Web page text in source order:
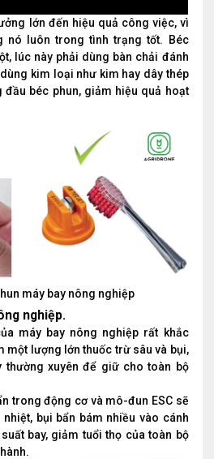
lớn đến hiệu quả công việc, vì
nó luôn trong tình trạng tốt. Béc
lúc này phải dùng bàn chải đánh
kim loại như kim hay dây thép
béc phun, giảm hiệu quả hoạt
máy bay nông nghiệp
nghiệp.
máy bay nông nghiệp rất khắc
một lượng lớn thuốc trừ sâu và bụi,
thường xuyên để giữ cho toàn bộ
trong động cơ và mô-đun ESC sẽ
bụi bẩn bám nhiều vào cánh
bay, giảm tuổi thọ của toàn bộ